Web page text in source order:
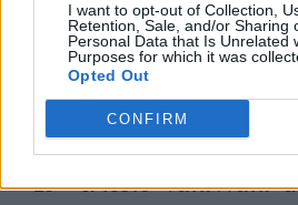
I want to opt-out of Collection,
Retention, Sale, and/or Sharing
Personal Data that Is Unrelated
Purposes for which it was
Opted Out
CONFIRM
Verve Pipe, solo che la
inventata dallo stesso
spunto da una storia con
tempi del liceo.
19 – Il testo “Tutti Frutti”